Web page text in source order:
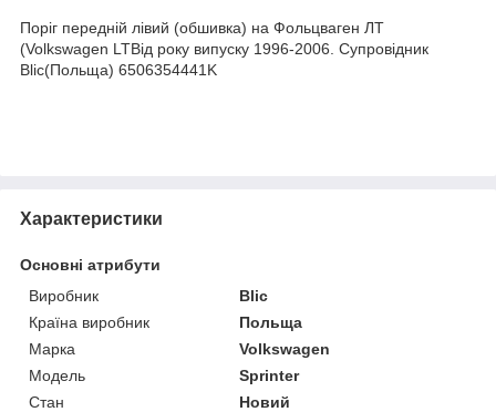
Поріг передній лівий (обшивка) на Фольцваген ЛТ
(Volkswagen LTВід року випуску 1996-2006. Супровідник
Blic(Польща) 6506354441K
Характеристики
Основні атрибути
Виробник
Blic
Країна виробник
Польща
Марка
Volkswagen
Модель
Sprinter
Стан
Новий